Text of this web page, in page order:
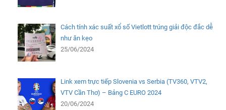
Cách tính xác suất xổ số Vietlott trúng giải độc đắc dễ
như ăn kẹo
25/06/2024
Link xem trực tiếp Slovenia vs Serbia (TV360, VTV2,
VTV Cần Thơ) – Bảng C EURO 2024
20/06/2024